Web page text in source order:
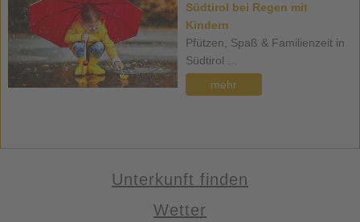
Südtirol bei Regen mit
Kindern
Pfützen, Spaß & Familienzeit in
Südtirol ...
mehr
Unterkunft finden
Wetter